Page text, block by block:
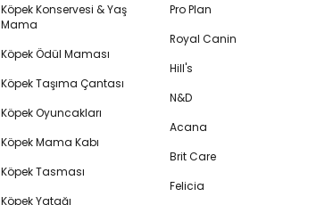
Köpek Konservesi & Yaş
Mama
Köpek Ödül Maması
Köpek Taşıma Çantası
Köpek Oyuncakları
Köpek Mama Kabı
Köpek Tasması
Köpek Yatağı
Pro Plan
Royal Canin
Hill's
N&D
Acana
Brit Care
Felicia